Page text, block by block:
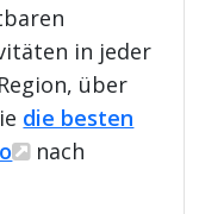
in jeder
über
die besten
nach